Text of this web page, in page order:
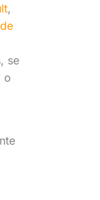
,
se
o